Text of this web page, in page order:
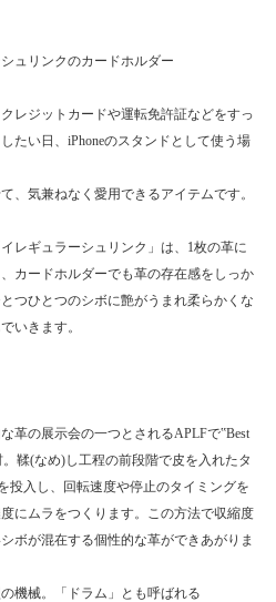
ュリンクのカードホルダー
レジットカードや運転免許証などをすっ
たい日、iPhoneのスタンドとして使う場
、気兼ねなく愛用できるアイテムです。
レギュラーシュリンク」は、1枚の革に
カードホルダーでも革の存在感をしっか
つひとつのシボに艶がうまれ柔らかくな
いきます。
革の展示会の一つとされるAPLFで‟Best
鞣(なめ)し工程の前段階で皮を入れたタ
入し、回転速度や停止のタイミングを
にムラをつくります。この方法で収縮度
ボが混在する個性的な革ができあがりま
機械。「ドラム」とも呼ばれる